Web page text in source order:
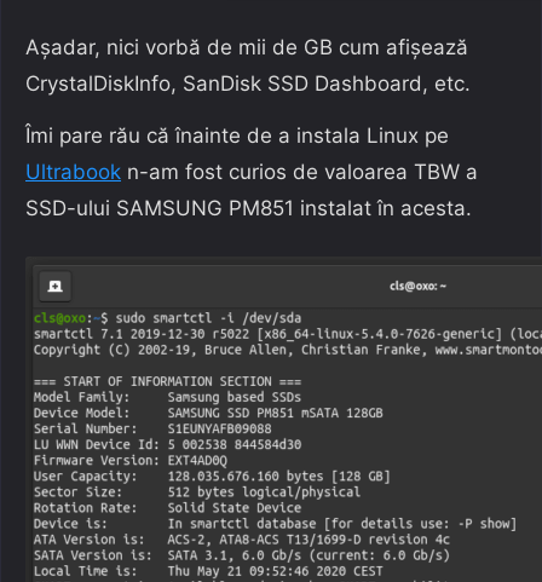
Așadar, nici vorbă de mii de GB cum afișează
CrystalDiskInfo, SanDisk SSD Dashboard, etc.
Îmi pare rău că înainte de a instala Linux pe
Ultrabook n-am fost curios de valoarea TBW a
SSD-ului SAMSUNG PM851 instalat în acesta.